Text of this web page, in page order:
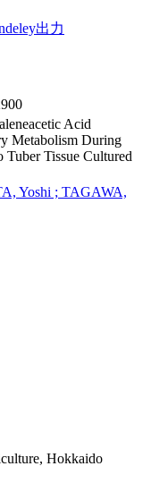
出力
Acid
Metabolism During
Tuber Tissue Cultured
Yoshi ; TAGAWA,
Hokkaido